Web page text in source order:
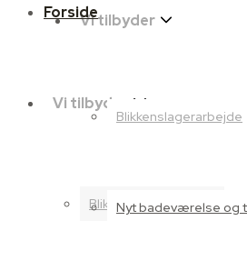
Vi tilbyder
Blikkenslagerarbejde
Nyt badeværelse og
Forside
Vi tilbyder
Blikkenslagerarbejde